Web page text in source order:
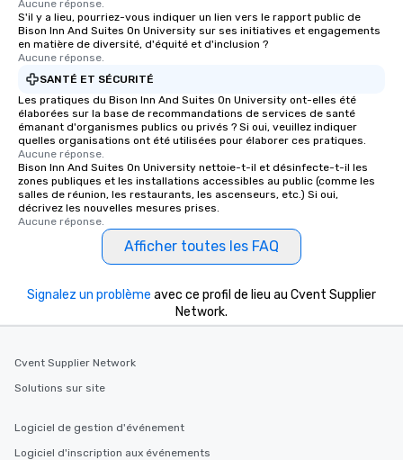
Aucune réponse.
S'il y a lieu, pourriez-vous indiquer un lien vers le rapport public de
Bison Inn And Suites On University sur ses initiatives et engagements
en matière de diversité, d'équité et d'inclusion ?
Aucune réponse.
SANTÉ ET SÉCURITÉ
Les pratiques du Bison Inn And Suites On University ont-elles été
élaborées sur la base de recommandations de services de santé
émanant d'organismes publics ou privés ? Si oui, veuillez indiquer
quelles organisations ont été utilisées pour élaborer ces pratiques.
Aucune réponse.
Bison Inn And Suites On University nettoie-t-il et désinfecte-t-il les
zones publiques et les installations accessibles au public (comme les
salles de réunion, les restaurants, les ascenseurs, etc.) Si oui,
décrivez les nouvelles mesures prises.
Aucune réponse.
Afficher toutes les FAQ
Signalez un problème avec ce profil de lieu au Cvent Supplier
Network.
Cvent Supplier Network
Solutions sur site
Logiciel de gestion d'événement
Logiciel d'inscription aux événements